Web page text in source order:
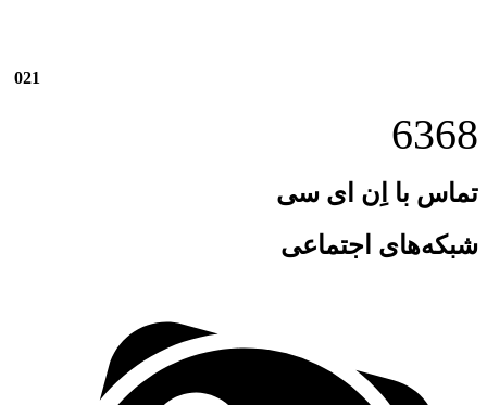
021
6368
تماس با اِن ای سی
شبکه‌های اجتماعی